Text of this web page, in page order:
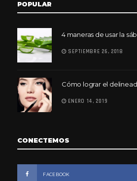
POPULAR
4 maneras de usar la
SEPTIEMBRE 26, 2018
Cómo lograr el
ENERO 14, 2019
CONECTEMOS
FACEBOOK